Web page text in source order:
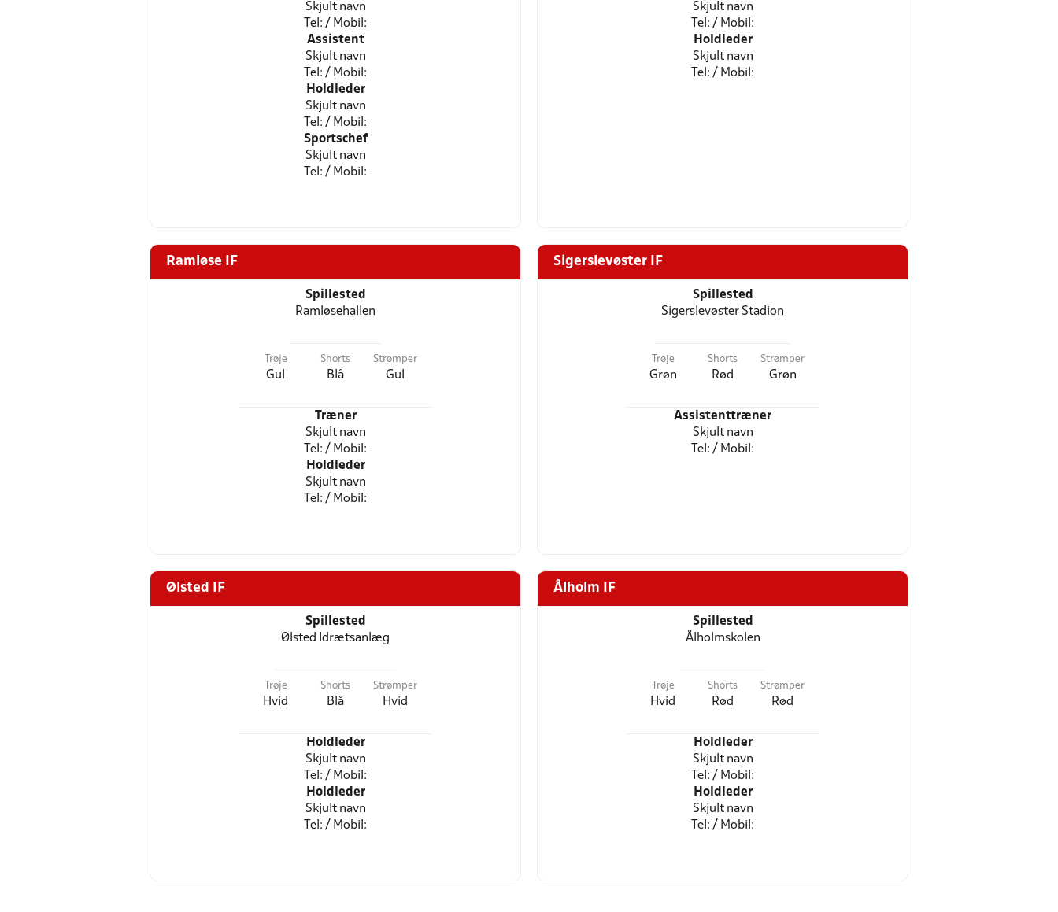
Skjult navn
Tel: / Mobil:
Assistent
Skjult navn
Tel: / Mobil:
Holdleder
Skjult navn
Tel: / Mobil:
Sportschef
Skjult navn
Tel: / Mobil:
Skjult navn
Tel: / Mobil:
Holdleder
Skjult navn
Tel: / Mobil:
Ramløse IF
Spillested
Ramløsehallen
Trøje
Gul
Shorts
Blå
Strømper
Gul
Træner
Skjult navn
Tel: / Mobil:
Holdleder
Skjult navn
Tel: / Mobil:
Sigerslevøster IF
Spillested
Sigerslevøster Stadion
Trøje
Grøn
Shorts
Rød
Strømper
Grøn
Assistenttræner
Skjult navn
Tel: / Mobil:
Ølsted IF
Spillested
Ølsted Idrætsanlæg
Trøje
Hvid
Shorts
Blå
Strømper
Hvid
Holdleder
Skjult navn
Tel: / Mobil:
Holdleder
Skjult navn
Tel: / Mobil:
Ålholm IF
Spillested
Ålholmskolen
Trøje
Hvid
Shorts
Rød
Strømper
Rød
Holdleder
Skjult navn
Tel: / Mobil:
Holdleder
Skjult navn
Tel: / Mobil: